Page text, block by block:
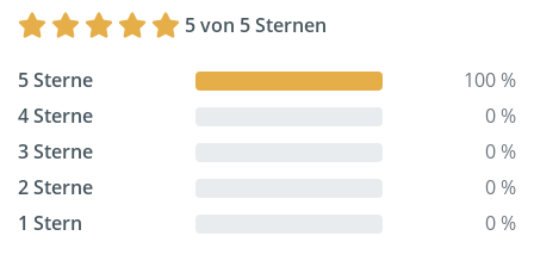
5 von 5 Sternen
5 Sterne
100 %
4 Sterne
0 %
3 Sterne
0 %
2 Sterne
0 %
1 Stern
0 %